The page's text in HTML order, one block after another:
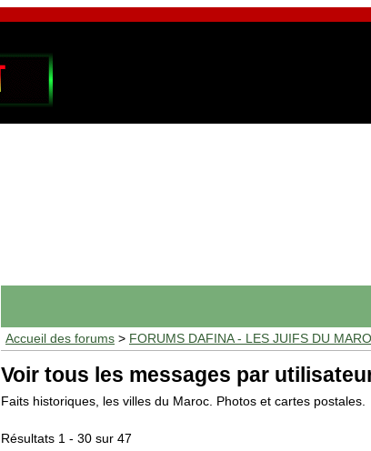
Accueil des forums > FORUMS DAFINA - LES JUIFS DU
Voir tous les messages par
Faits historiques, les villes du Maroc. Photos et cartes postales.
Résultats 1 - 30 sur 47